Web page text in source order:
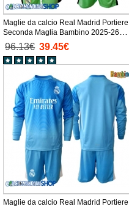
Maglie da calcio Real Madrid Portiere
Seconda Maglia Bambino 2025-26
Manica Corta + Pantaloni corti)
96.13€ 39.45€
Maglie da calcio Real Madrid Portiere